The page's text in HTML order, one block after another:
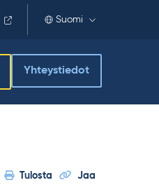
Suomi
Yhteystiedot
Tulosta Jaa